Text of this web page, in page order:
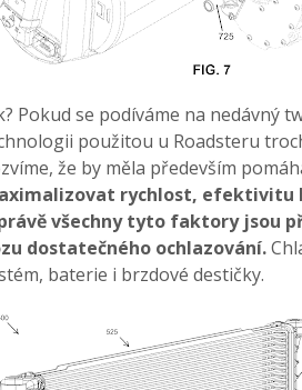
Pokud se podíváme na nedávný
použitou u Roadsteru
že by měla především
rychlost, efektivitu
všechny tyto faktory jsou
dostatečného ochlazování.
baterie i brzdové destičky.